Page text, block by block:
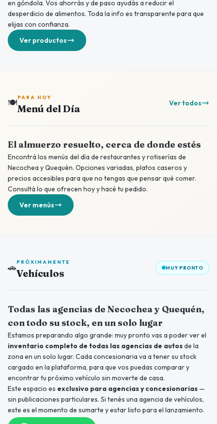
en góndola. Vos ahorrás y de paso ayudás a reducir el
desperdicio de alimentos. Toda la info es transparente para que
elijas con confianza.
Ver productos
🍽️PARA HOY
Menú del Día Ver todos
El almuerzo resuelto, cerca de donde estés
Encontrá los menús del día de restaurantes y rotiserías de
Necochea y Quequén. Opciones variadas, platos caseros y
precios accesibles para que no tengas que pensar qué comer.
Consultá lo que ofrecen hoy y hacé tu pedido.
Ver menús
🚗PRÓXIMAMENTE
Vehículos MUY PRONTO
Próximamente
Todas las agencias de Necochea y Quequén,
con todo su stock, en un solo lugar
Estamos preparando algo grande: muy pronto vas a poder ver el
inventario completo de todas las agencias de autosde la
zona en un solo lugar. Cada concesionaria va a tener su stock
cargado en la plataforma, para que vos puedas comparar y
encontrar tu próximo vehículo sin moverte de casa.
Este espacio es exclusivo para agencias y concesionarias —
sin publicaciones particulares. Si tenés una agencia de vehículos,
este es el momento de sumarte y estar listo para el lanzamiento.